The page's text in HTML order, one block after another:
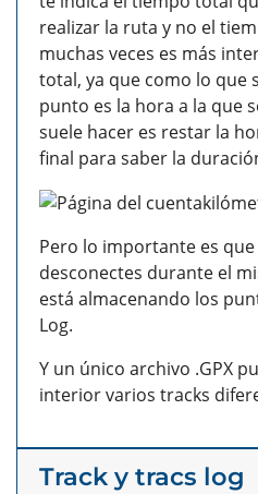
realizar la ruta y no el
muchas veces es más
total, ya que como lo que
punto es la hora a la que
suele hacer es restar la
final para saber la
Pero lo importante es
desconectes durante el
está almacenando los
Log.
Y un único archivo .GPX
interior varios tracks
Track y tracs log